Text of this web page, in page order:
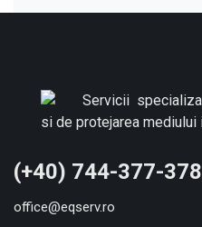
(+40) 744-377-378
office@eqserv.ro